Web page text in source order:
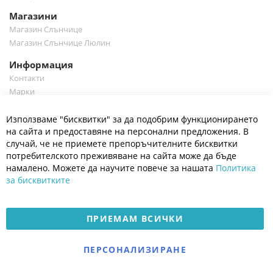
Магазини
Магазин Слънчице
Магазин Слънчице Люлин
Информация
Контакти
Марки
Полезно
Общи условия
Политика за поверителност
Платформа за OPC
Доставка и плащане
Електронен магазин
разработен и поддържан
Използваме "бисквитки" за да подобрим функционирането
на сайта и предоставяне на персонални предложения. В
случай, че не приемете препоръчителните бисквитки
потребителското преживяване на сайта може да бъде
намалено. Можете да научите повече за нашата Политика
за бисквитките
ПРИЕМАМ ВСИЧКИ
ПЕРСОНАЛИЗИРАНЕ